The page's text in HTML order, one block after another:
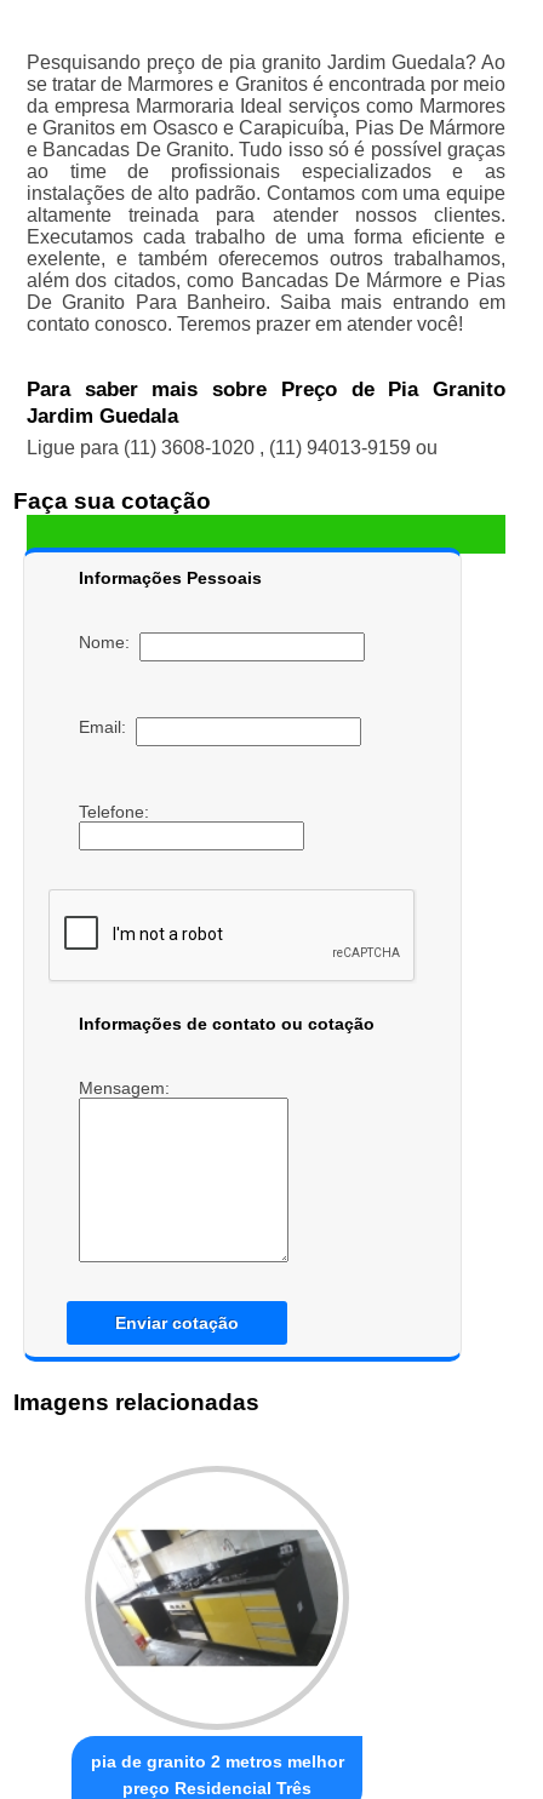
Pesquisando preço de pia granito Jardim Guedala? Ao
se tratar de Marmores e Granitos é encontrada por meio
da empresa Marmoraria Ideal serviços como Marmores
e Granitos em Osasco e Carapicuíba, Pias De Mármore
e Bancadas De Granito. Tudo isso só é possível graças
ao time de profissionais especializados e as
instalações de alto padrão. Contamos com uma equipe
altamente treinada para atender nossos clientes.
Executamos cada trabalho de uma forma eficiente e
exelente, e também oferecemos outros trabalhamos,
além dos citados, como Bancadas De Mármore e Pias
De Granito Para Banheiro. Saiba mais entrando em
contato conosco. Teremos prazer em atender você!
Para saber mais sobre Preço de Pia Granito
Jardim Guedala
Ligue para (11) 3608-1020 , (11) 94013-9159 ou
Faça sua cotação
Informações Pessoais
Nome:
Email:
Telefone:
Informações de contato ou cotação
Mensagem:
Enviar cotação
Imagens relacionadas
pia de granito 2 metros melhor
preço Residencial Três